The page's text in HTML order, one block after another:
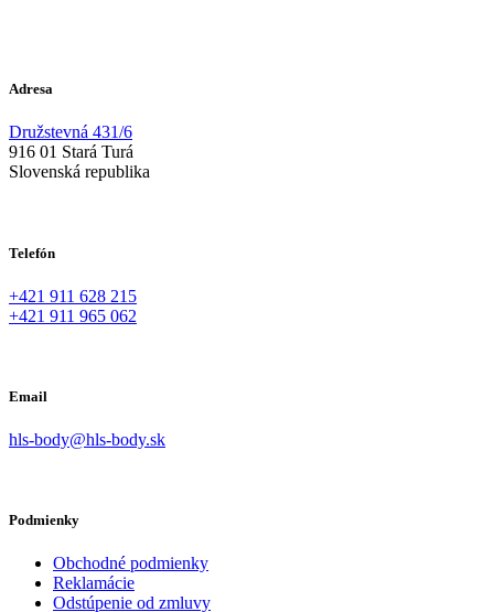
Adresa
Družstevná 431/6
916 01 Stará Turá
Slovenská republika
Telefón
+421 911 628 215
+421 911 965 062
Email
hls-body@hls-body.sk
Podmienky
Obchodné podmienky
Reklamácie
Odstúpenie od zmluvy